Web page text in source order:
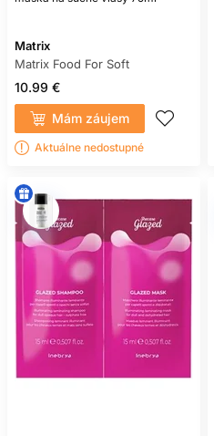
Matrix
Matrix Food For Soft
10.99 €
Mám záujem
Aktuálne nedostupné